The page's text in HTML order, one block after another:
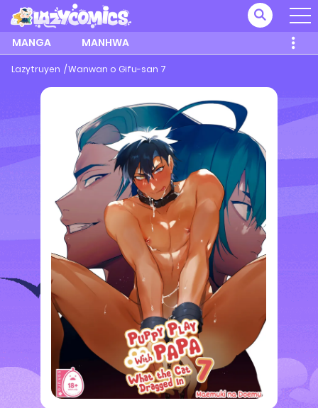
MANGA MANHWA
Lazytruyen Wanwan o Gifu-san 7